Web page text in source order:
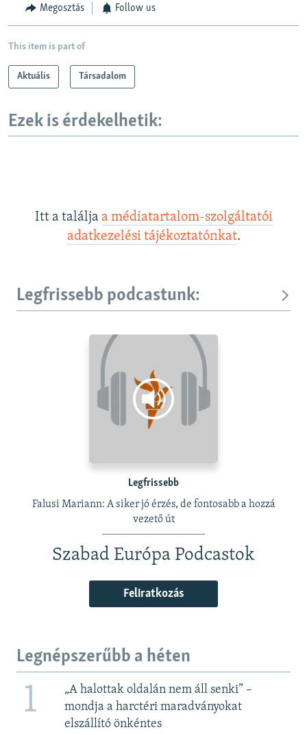
Megosztás Follow us
This item is part of
Aktuális Társadalom
Ezek is érdekelhetik:
Itt a találja a médiatartalom-szolgáltatói
adatkezelési tájékoztatónkat.
Legfrissebb podcastunk:
Legfrissebb
Falusi Mariann: A siker jó érzés, de fontosabb a hozzá
vezető út
Szabad Európa Podcastok
Feliratkozás
Legnépszerűbb a héten
1
„A halottak oldalán nem áll senki” –
mondja a harctéri maradványokat
elszállító önkéntes